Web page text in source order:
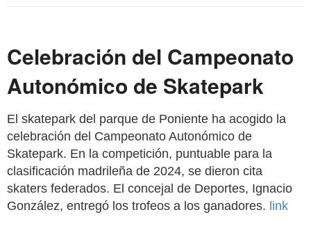
Celebración del Campeonato
Autonómico de Skatepark
El skatepark del parque de Poniente ha acogido la
celebración del Campeonato Autonómico de
Skatepark. En la competición, puntuable para la
clasificación madrileña de 2024, se dieron cita
skaters federados. El concejal de Deportes, Ignacio
González, entregó los trofeos a los ganadores. link